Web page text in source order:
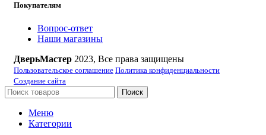
Покупателям
Вопрос-ответ
Наши магазины
ДверьМастер 2023, Все права защищены
Пользовательское соглашение Политика конфиденциальности
Создание сайта
Поиск
Меню
Категории